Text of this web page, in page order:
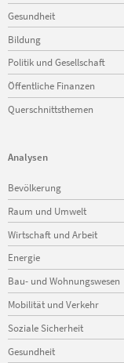
Gesundheit
Bildung
Politik und Gesellschaft
Öffentliche Finanzen
Querschnittsthemen
Analysen
Navigation
überspringen
Bevölkerung
Raum und Umwelt
Wirtschaft und Arbeit
Energie
Bau- und Wohnungswesen
Mobilität und Verkehr
Soziale Sicherheit
Gesundheit